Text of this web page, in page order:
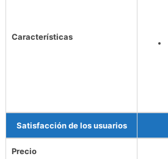
Características
Satisfacción de los usuarios
Precio